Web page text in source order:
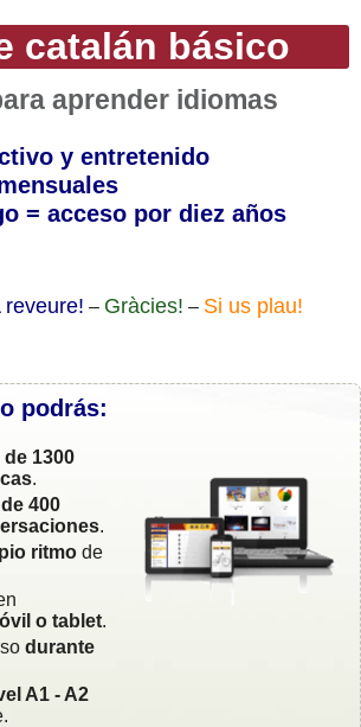
catalán básico
aprender idiomas
y entretenido
= acceso por diez años
reveure! – Gràcies! – Si us plau!
podrás:
de 1300
.
400
.
ritmo de
o tablet.
durante
A1 - A2